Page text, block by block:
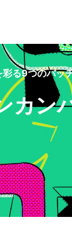
る9つのバッ
カン